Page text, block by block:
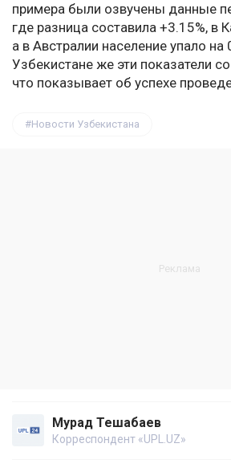
примера были озвучены данные
где разница составила +3.15%, в
а в Австралии население упало на
Узбекистане же эти показатели
что показывает об успехе
Новости Узбекистана
Мурад Тешабаев
Корреспондент «UPL.UZ»